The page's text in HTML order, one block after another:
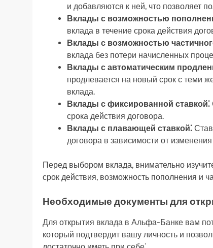
и добавляются к ней, что позволяет
Вклады с возможностью
вклада в течение срока действия
Вклады с возможностью
вклада без потери начисленных
Вклады с автоматическим
продлевается на новый срок с теми
вклада.
Вклады с фиксированной ставкой⁚
срока действия договора.
Вклады с плавающей ставкой⁚
договора в зависимости от
Перед выбором вклада, внимательно
срок действия, возможность пополнения и
Необходимые документы для
Для открытия вклада в Альфа-Банке вам
который подтвердит вашу личность и